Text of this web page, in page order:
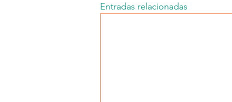
Entradas relacionadas